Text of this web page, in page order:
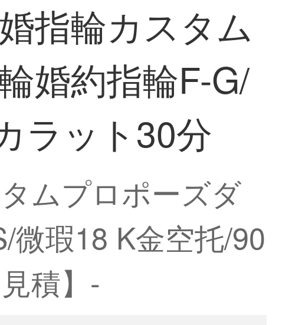
指輪カスタム
婚約指輪F-G/
ラット30分
ムプロポーズダ
微瑕18 K金空托/90
積】-